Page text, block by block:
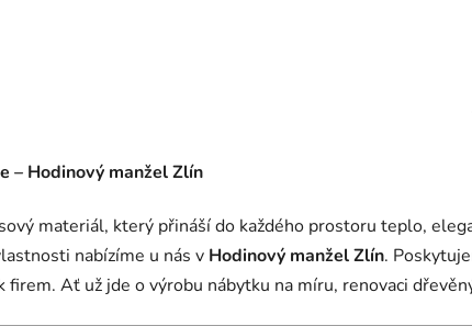
– Hodinový manžel Zlín
materiál, který přináší do každého prostoru teplo,
nabízíme u nás v Hodinový manžel Zlín.
firem. Ať už jde o výrobu nábytku na míru, renovaci